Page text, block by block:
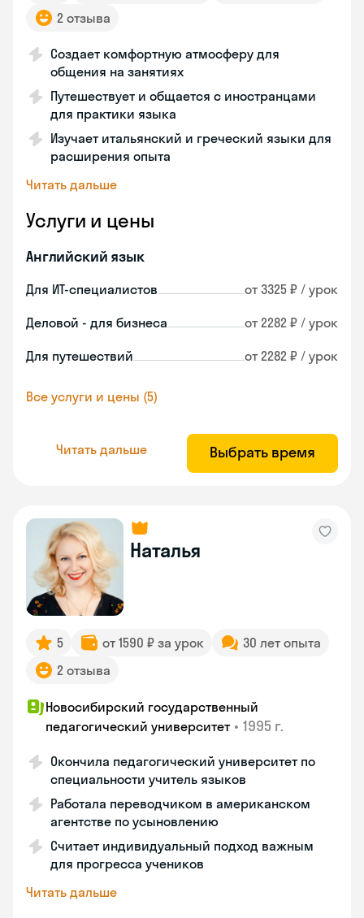
2 отзыва
Создает комфортную атмосферу для
общения на занятиях
Путешествует и общается с иностранцами
для практики языка
Изучает итальянский и греческий языки для
расширения опыта
Читать дальше
Услуги и цены
Английский язык
Для ИТ-специалистов от 3325 ₽ / урок
Деловой - для бизнеса от 2282 ₽ / урок
Для путешествий от 2282 ₽ / урок
Все услуги и цены (5)
Читать дальше Выбрать время
Наталья
5 от 1590 ₽ за урок
30 лет опыта
2 отзыва
Новосибирский государственный
педагогический университет • 1995 г.
Окончила педагогический университет по
специальности учитель языков
Работала переводчиком в американском
агентстве по усыновлению
Считает индивидуальный подход важным
для прогресса учеников
Читать дальше